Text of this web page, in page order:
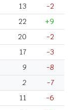
13
-2
22
+9
20
-2
17
-3
9
-8
2
-7
11
-6